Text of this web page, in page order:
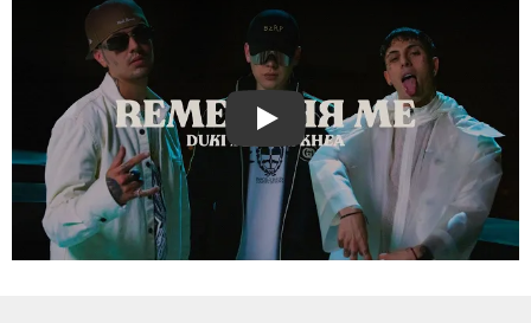
Play